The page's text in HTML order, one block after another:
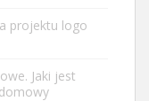
projektu logo
Jaki jest